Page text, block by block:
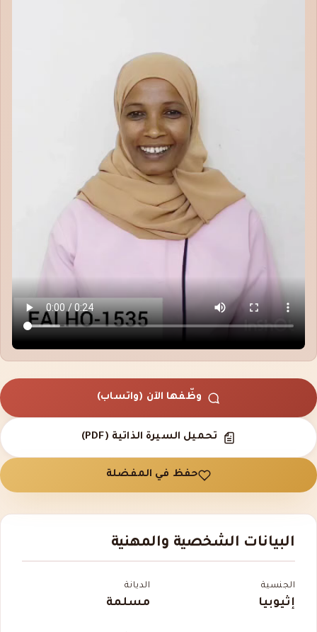
وظّفها الآن (واتساب)
تحميل السيرة الذاتية (PDF)
حفظ في المفضلة
البيانات الشخصية والمهنية
الجنسية
إثيوبيا
الديانة
مسلمة